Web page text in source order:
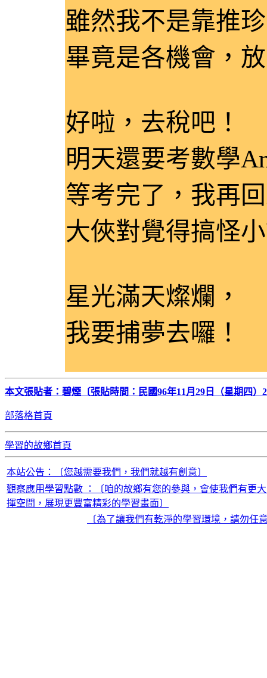
雖然我不是靠推
畢竟是各機會，
好啦，去稅吧！
明天還要考數學
等考完了，我再
大俠對覺得搞怪
星光滿天燦爛，
我要捕夢去囉！
本文張貼者：碧煙〔張貼時間：民國96年11月29日（星期四）
部落格首頁
學習的故鄉首頁
本站公告：〔您越需要我們，我們就越有創意〕
觀察應用學習點數 ：〔咱的故鄉有您的參與，會使我們有更
揮空間，展現更豐富精彩的學習畫面〕
〔為了讓我們有乾淨的學習環境，請勿